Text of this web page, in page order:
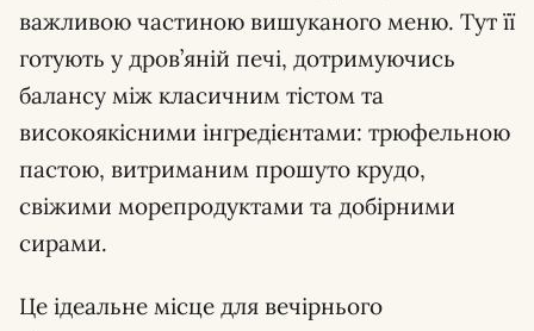
важливою частиною вишуканого меню. Тут її
готують у дров’яній печі, дотримуючись
балансу між класичним тістом та
високоякісними інгредієнтами: трюфельною
пастою, витриманим прошуто крудо,
свіжими морепродуктами та добірними
сирами.
Це ідеальне місце для вечірнього